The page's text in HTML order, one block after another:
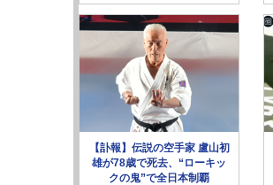
【訃報】伝説の空手家 盧山初
雄が78歳で死去、“ローキッ
クの鬼”で全日本制覇